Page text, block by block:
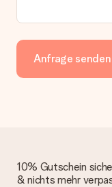
Anfrage senden
10% Gutschein
& nichts mehr